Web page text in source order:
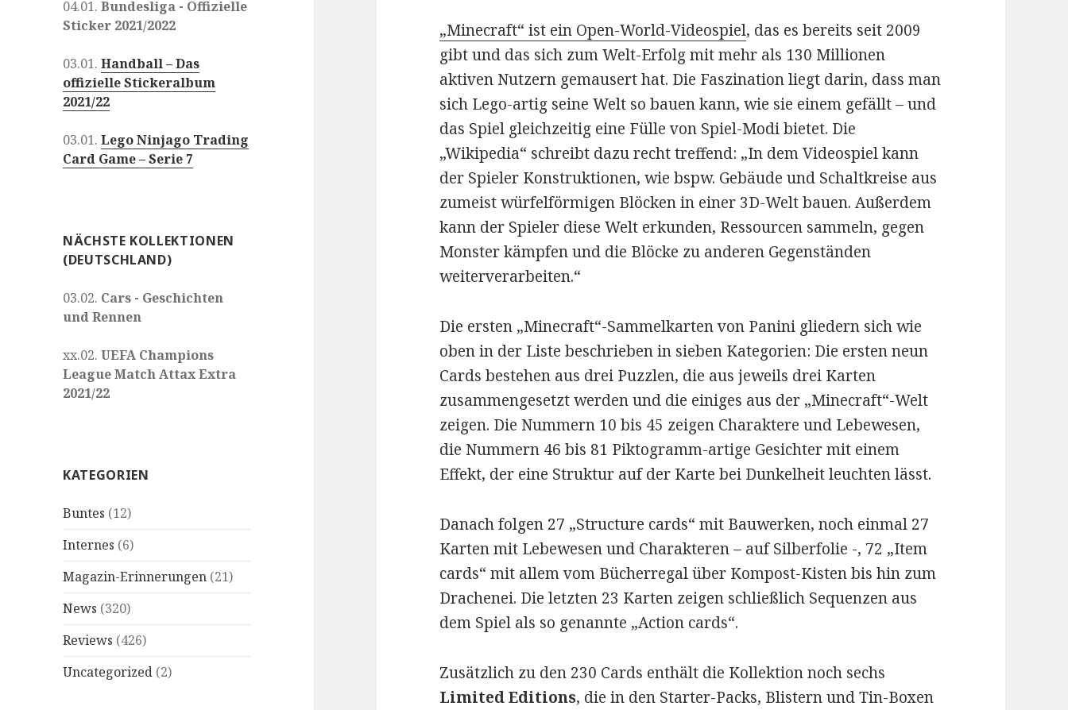
04.01.Bundesliga - Offizielle
Sticker 2021/2022
03.01.Handball – Das
offizielle Stickeralbum
2021/22
03.01.Lego Ninjago Trading
Card Game – Serie 7
NÄCHSTE KOLLEKTIONEN
(DEUTSCHLAND)
03.02. Cars - Geschichten
und Rennen
xx.02.UEFA Champions
League Match Attax Extra
2021/22
KATEGORIEN
Buntes (12)
Internes (6)
Magazin-Erinnerungen (21)
News (320)
Reviews (426)
Uncategorized (2)
„Minecraft“ ist ein Open-World-Videospiel, das es bereits seit 2009
gibt und das sich zum Welt-Erfolg mit mehr als 130 Millionen
aktiven Nutzern gemausert hat. Die Faszination liegt darin, dass man
sich Lego-artig seine Welt so bauen kann, wie sie einem gefällt – und
das Spiel gleichzeitig eine Fülle von Spiel-Modi bietet. Die
„Wikipedia“ schreibt dazu recht treffend: „In dem Videospiel kann
der Spieler Konstruktionen, wie bspw. Gebäude und Schaltkreise aus
zumeist würfelförmigen Blöcken in einer 3D-Welt bauen. Außerdem
kann der Spieler diese Welt erkunden, Ressourcen sammeln, gegen
Monster kämpfen und die Blöcke zu anderen Gegenständen
weiterverarbeiten.“
Die ersten „Minecraft“-Sammelkarten von Panini gliedern sich wie
oben in der Liste beschrieben in sieben Kategorien: Die ersten neun
Cards bestehen aus drei Puzzlen, die aus jeweils drei Karten
zusammengesetzt werden und die einiges aus der „Minecraft“-Welt
zeigen. Die Nummern 10 bis 45 zeigen Charaktere und Lebewesen,
die Nummern 46 bis 81 Piktogramm-artige Gesichter mit einem
Effekt, der eine Struktur auf der Karte bei Dunkelheit leuchten lässt.
Danach folgen 27 „Structure cards“ mit Bauwerken, noch einmal 27
Karten mit Lebewesen und Charakteren – auf Silberfolie -, 72 „Item
cards“ mit allem vom Bücherregal über Kompost-Kisten bis hin zum
Drachenei. Die letzten 23 Karten zeigen schließlich Sequenzen aus
dem Spiel als so genannte „Action cards“.
Zusätzlich zu den 230 Cards enthält die Kollektion noch sechs
Limited Editions, die in den Starter-Packs, Blistern und Tin-Boxen